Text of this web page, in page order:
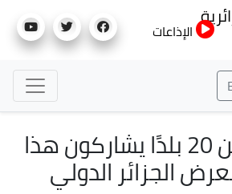
إلى
الإذاعات
700 عارض من 20 بلدًا يشاركون هذا
الجزائر الدولي